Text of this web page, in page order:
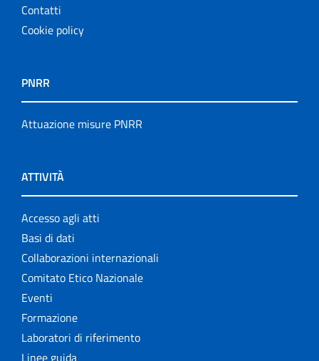
Contatti
Cookie policy
PNRR
Attuazione misure PNRR
ATTIVITÀ
Accesso agli atti
Basi di dati
Collaborazioni internazionali
Comitato Etico Nazionale
Eventi
Formazione
Laboratori di riferimento
Linee guida